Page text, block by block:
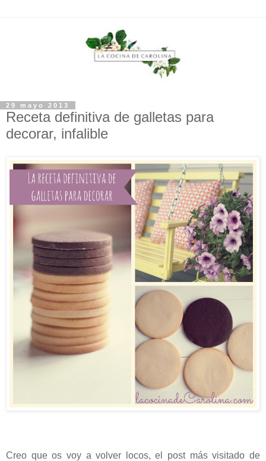
29 mayo 2013
Receta definitiva de galletas para
decorar, infalible
Creo que os voy a volver locos, el post más visitado de